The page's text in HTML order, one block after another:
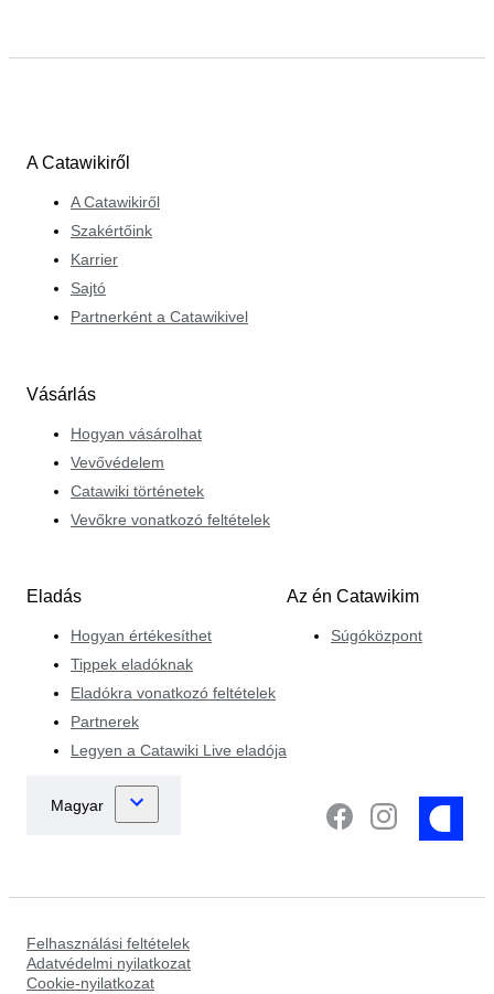
A Catawikiről
A Catawikiről
Szakértőink
Karrier
Sajtó
Partnerként a Catawikivel
Vásárlás
Hogyan vásárolhat
Vevővédelem
Catawiki történetek
Vevőkre vonatkozó feltételek
Eladás
Hogyan értékesíthet
Tippek eladóknak
Eladókra vonatkozó feltételek
Partnerek
Legyen a Catawiki Live eladója
Az én Catawikim
Súgóközpont
Felhasználási feltételek
Adatvédelmi nyilatkozat
Cookie-nyilatkozat